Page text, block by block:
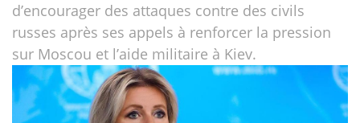
d’encourager des attaques contre des civils
russes après ses appels à renforcer la pression
sur Moscou et l’aide militaire à Kiev.